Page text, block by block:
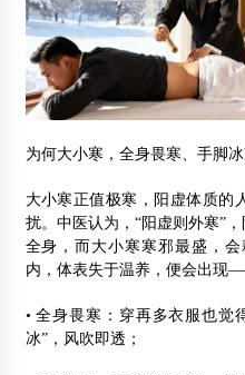
为何大小寒，全身畏寒、手脚
大小寒正值极寒，阳虚体质的
扰。中医认为，“阳虚则外寒”
全身，而大小寒寒邪最盛，
内，体表失于温养，便会出现
• 全身畏寒：穿再多衣服也觉
冰”，风吹即透；